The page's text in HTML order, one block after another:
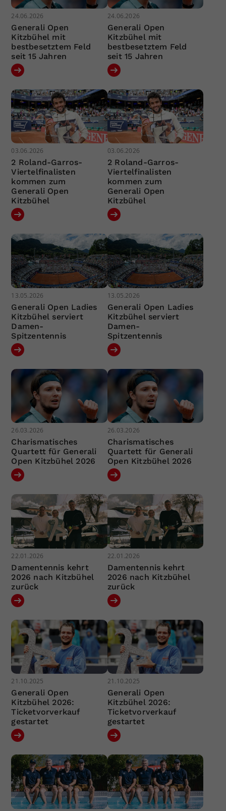
24.06.2026
Generali Open
Kitzbühel mit
bestbesetztem Feld
seit 15 Jahren
24.06.2026
Generali Open
Kitzbühel mit
bestbesetztem Feld
seit 15 Jahren
03.06.2026
2 Roland-Garros-
Viertelfinalisten
kommen zum
Generali Open
Kitzbühel
03.06.2026
2 Roland-Garros-
Viertelfinalisten
kommen zum
Generali Open
Kitzbühel
13.05.2026
Generali Open Ladies
Kitzbühel serviert
Damen-
Spitzentennis
13.05.2026
Generali Open Ladies
Kitzbühel serviert
Damen-
Spitzentennis
26.03.2026
Charismatisches
Quartett für Generali
Open Kitzbühel 2026
26.03.2026
Charismatisches
Quartett für Generali
Open Kitzbühel 2026
22.01.2026
Damentennis kehrt
2026 nach Kitzbühel
zurück
22.01.2026
Damentennis kehrt
2026 nach Kitzbühel
zurück
21.10.2025
Generali Open
Kitzbühel 2026:
Ticketvorverkauf
gestartet
21.10.2025
Generali Open
Kitzbühel 2026:
Ticketvorverkauf
gestartet